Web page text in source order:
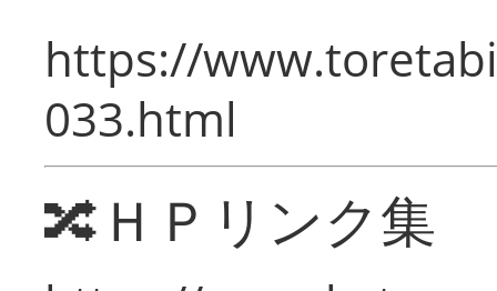
https://
033.html
🔀ＨＰリンク集